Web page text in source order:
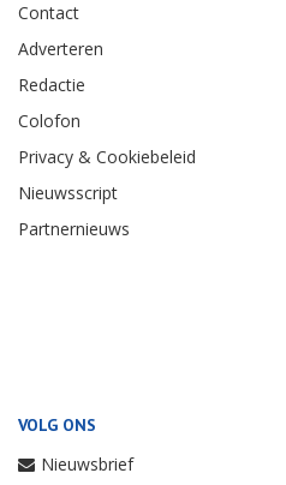
Contact
Adverteren
Redactie
Colofon
Privacy & Cookiebeleid
Nieuwsscript
Partnernieuws
VOLG ONS
Nieuwsbrief